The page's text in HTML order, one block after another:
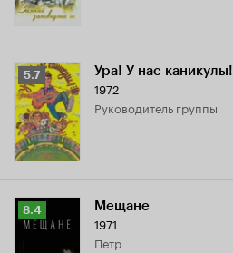
Рейтинг
Кинопоиска
5.7
5.7 Ура! У нас каникулы!
1972
руководитель группы
Рейтинг
Кинопоиска
8.4 Мещане
1971
Петр